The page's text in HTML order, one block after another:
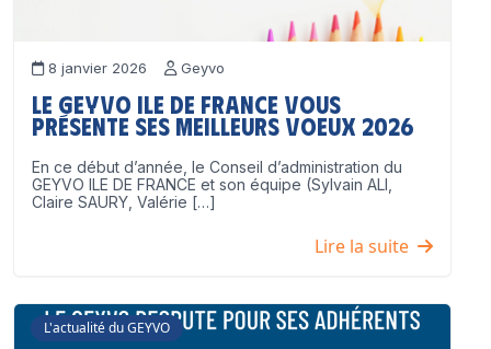
8 janvier 2026 Geyvo
Le GEYVO Ile de France vous
présente ses meilleurs voeux 2026
En ce début d’année, le Conseil d’administration du
GEYVO ILE DE FRANCE et son équipe (Sylvain ALI,
Claire SAURY, Valérie […]
Lire la suite
L'actualité du GEYVO